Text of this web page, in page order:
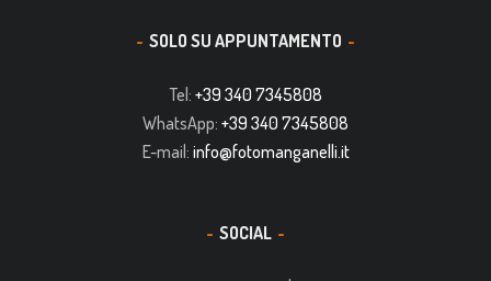
SOLO SU APPUNTAMENTO
Tel: +39 340 7345808
WhatsApp: +39 340 7345808
E-mail: info@fotomanganelli.it
SOCIAL